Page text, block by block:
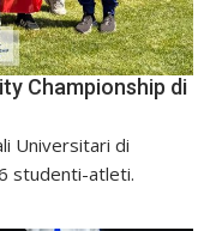
Championship di
Universitari di
studenti-atleti.